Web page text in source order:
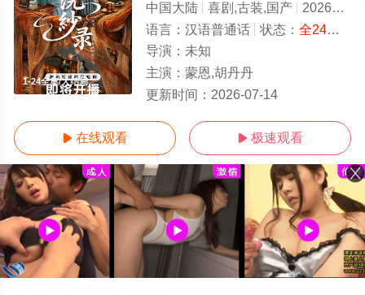
1-24全集/大结局
中国大陆 喜剧,古装,国产 2026
9.0
语言： 汉语普通话 状态： 全24集
导演： 未知
主演： 蒙恩,胡丹丹
更新时间： 2026-07-14
 在线观看  极速观看